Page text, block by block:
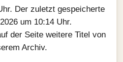
Der zuletzt gespeicherte
um 10:14 Uhr.
der Seite weitere Titel von
Archiv.